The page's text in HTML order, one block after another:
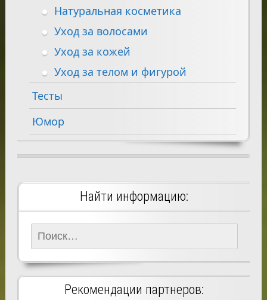
Натуральная косметика
Уход за волосами
Уход за кожей
Уход за телом и фигурой
Тесты
Юмор
Найти информацию:
Найти:
Рекомендации партнеров: